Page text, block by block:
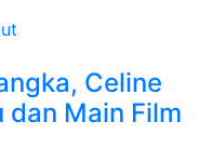
Celine
dan Main Film